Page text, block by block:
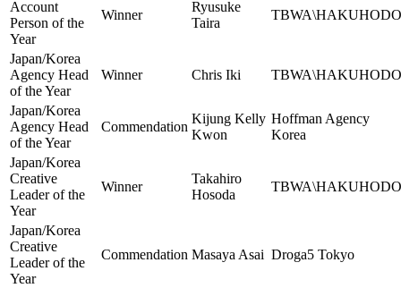
Account
Person of the
Year
Winner
Ryusuke
Taira
TBWA\HAKUHODO
Japan/Korea
Agency Head
of the Year
Winner Chris Iki TBWA\HAKUHODO
Japan/Korea
Agency Head
of the Year
Commendation
Kijung Kelly
Kwon
Hoffman Agency
Korea
Japan/Korea
Creative
Leader of the
Year
Winner
Takahiro
Hosoda
TBWA\HAKUHODO
Japan/Korea
Creative
Leader of the
Year
Commendation Masaya Asai Droga5 Tokyo